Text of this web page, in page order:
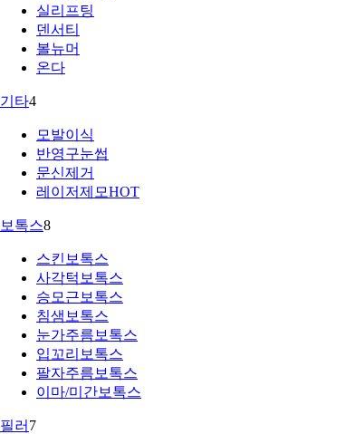
실리프팅
덴서티
볼뉴머
온다
기타4
모발이식
반영구눈썹
문신제거
레이저제모HOT
보톡스8
스킨보톡스
사각턱보톡스
승모근보톡스
침샘보톡스
눈가주름보톡스
입꼬리보톡스
팔자주름보톡스
이마/미간보톡스
필러 7